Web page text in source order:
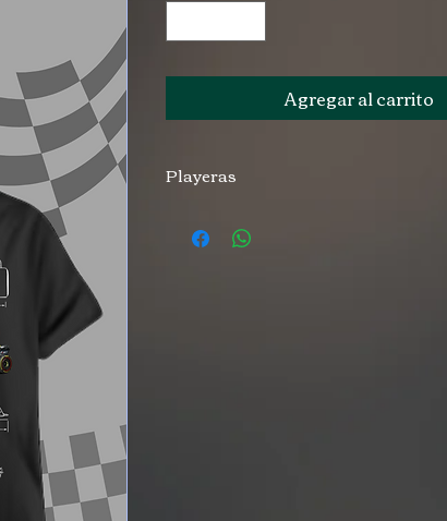
Agregar al carrito
Playeras
alta calidad.